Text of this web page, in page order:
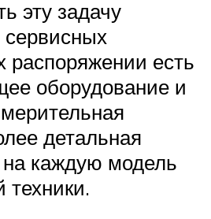
эту задачу
распоряжении есть
оборудование и
детальная
каждую модель
техники.